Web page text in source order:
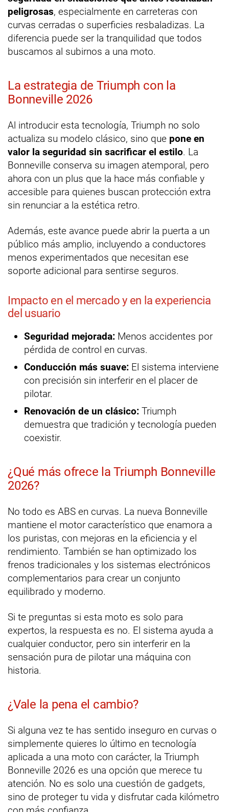
peligrosas, especialmente en carreteras con
curvas cerradas o superficies resbaladizas. La
diferencia puede ser la tranquilidad que todos
buscamos al subirnos a una moto.
La estrategia de Triumph con la
Bonneville 2026
Al introducir esta tecnología, Triumph no solo
actualiza su modelo clásico, sino que pone en
valor la seguridad sin sacrificar el estilo. La
Bonneville conserva su imagen atemporal, pero
ahora con un plus que la hace más confiable y
accesible para quienes buscan protección extra
sin renunciar a la estética retro.
Además, este avance puede abrir la puerta a un
público más amplio, incluyendo a conductores
menos experimentados que necesitan ese
soporte adicional para sentirse seguros.
Impacto en el mercado y en la experiencia
del usuario
Seguridad mejorada: Menos accidentes por
pérdida de control en curvas.
Conducción más suave: El sistema interviene
con precisión sin interferir en el placer de
pilotar.
Renovación de un clásico: Triumph
demuestra que tradición y tecnología pueden
coexistir.
¿Qué más ofrece la Triumph Bonneville
2026?
No todo es ABS en curvas. La nueva Bonneville
mantiene el motor característico que enamora a
los puristas, con mejoras en la eficiencia y el
rendimiento. También se han optimizado los
frenos tradicionales y los sistemas electrónicos
complementarios para crear un conjunto
equilibrado y moderno.
Si te preguntas si esta moto es solo para
expertos, la respuesta es no. El sistema ayuda a
cualquier conductor, pero sin interferir en la
sensación pura de pilotar una máquina con
historia.
¿Vale la pena el cambio?
Si alguna vez te has sentido inseguro en curvas o
simplemente quieres lo último en tecnología
aplicada a una moto con carácter, la Triumph
Bonneville 2026 es una opción que merece tu
atención. No es solo una cuestión de gadgets,
sino de proteger tu vida y disfrutar cada kilómetro